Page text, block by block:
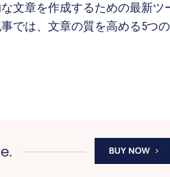
文章を作成するための最新ツ
では、文章の質を高める5つ